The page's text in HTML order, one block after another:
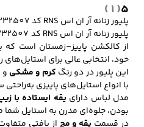
کفش مردانه
لباس زیر و راحتی
مردانه
5
( 1 )
پلیور زنانه آر ان اس RNS کد 11232507
از کالکشن پاییز–زمستان است که
خود، انتخابی عالی برای
این پلیور در دو رنگ کرم و مشکی
با انواع استایل‌های پاییزی
مدل لباس دارای یقه ایستاده با
بودن، جلوه‌ای مدرن به استایل
در قسمت یقه و مچ از بافتی